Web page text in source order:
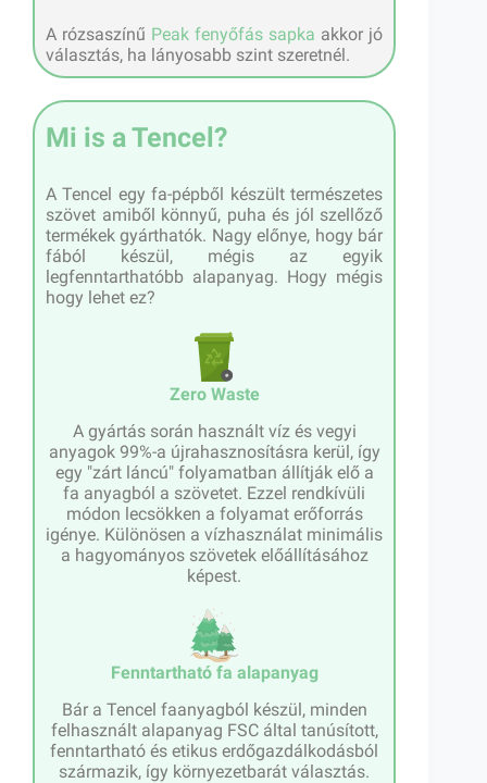
A rózsaszínű Peak fenyőfás sapka akkor jó
választás, ha lányosabb szint szeretnél.
Mi is a Tencel?
A Tencel egy fa-pépből készült természetes
szövet amiből könnyű, puha és jól szellőző
termékek gyárthatók. Nagy előnye, hogy bár
fából készül, mégis az egyik
legfenntarthatóbb alapanyag. Hogy mégis
hogy lehet ez?
Zero Waste
A gyártás során használt víz és vegyi
anyagok 99%-a újrahasznosításra kerül, így
egy "zárt láncú" folyamatban állítják elő a
fa anyagból a szövetet. Ezzel rendkívüli
módon lecsökken a folyamat erőforrás
igénye. Különösen a vízhasználat minimális
a hagyományos szövetek előállításához
képest.
Fenntartható fa alapanyag
Bár a Tencel faanyagból készül, minden
felhasznált alapanyag FSC által tanúsított,
fenntartható és etikus erdőgazdálkodásból
származik, így környezetbarát választás.